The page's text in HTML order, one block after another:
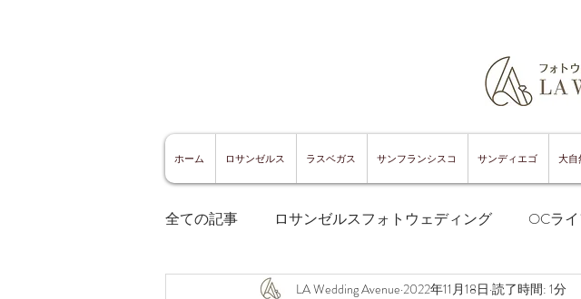
ホーム ロサンゼルス ラスベガス サンフランシスコ サンディエゴ 大自
全ての記事 ロサンゼルスフォトウェディング OCラ
ロサンゼルスグルメ サンフランシスコフォトウェデ
LA Wedding Avenue 2022年11月18日 読了時間: 1分